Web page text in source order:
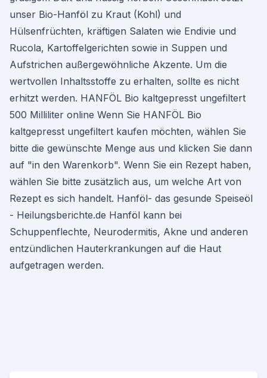
unser Bio-Hanföl zu Kraut (Kohl) und
Hülsenfrüchten, kräftigen Salaten wie Endivie und
Rucola, Kartoffelgerichten sowie in Suppen und
Aufstrichen außergewöhnliche Akzente. Um die
wertvollen Inhaltsstoffe zu erhalten, sollte es nicht
erhitzt werden. HANFÖL Bio kaltgepresst ungefiltert
500 Milliliter online Wenn Sie HANFÖL Bio
kaltgepresst ungefiltert kaufen möchten, wählen Sie
bitte die gewünschte Menge aus und klicken Sie dann
auf "in den Warenkorb". Wenn Sie ein Rezept haben,
wählen Sie bitte zusätzlich aus, um welche Art von
Rezept es sich handelt. Hanföl- das gesunde Speiseöl
- Heilungsberichte.de Hanföl kann bei
Schuppenflechte, Neurodermitis, Akne und anderen
entzündlichen Hauterkrankungen auf die Haut
aufgetragen werden.